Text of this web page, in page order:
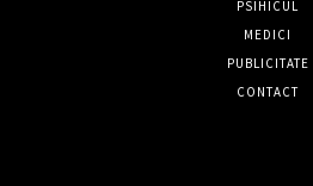
PSIHICUL
MEDICI
PUBLICITATE
CONTACT